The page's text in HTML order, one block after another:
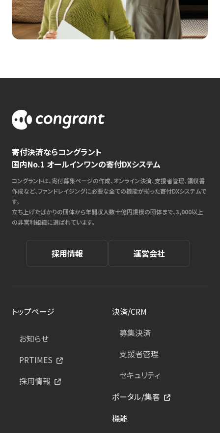
寄付決済ならコングラント
国内No.1 オールインワンの寄付DXシステム
コングラントは、寄付募集ページの作成、オンライン決済、支援者管理、領収書
作成など、ファンドレイジングに必要な全ての機能が揃った寄付DXシステムで
す。
立ち上げたばかりの団体から年間収入数十億円規模の団体まで、3,000以上
の非営利組織に選ばれています。
採用情報 運営会社
トップページ
お知らせ
PRTIMES
採用情報
決済/CRM
募集決済
支援者管理
セキュリティ
ポータル/集客
機能